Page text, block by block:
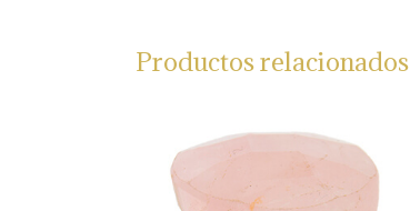
Productos relacionados